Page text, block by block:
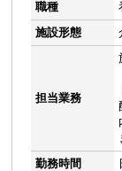
職種
施設形態
担当業務
勤務時間